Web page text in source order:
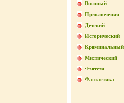
Военный
Приключения
Детский
Исторический
Криминальный
Мистический
Фэнтези
Фантастика